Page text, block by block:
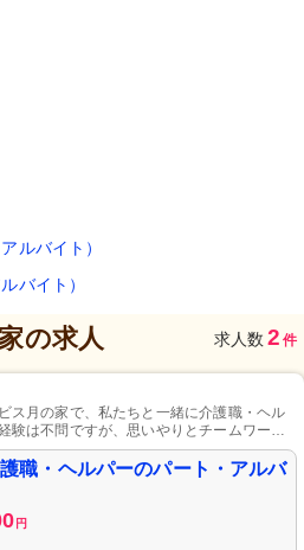
ルバイト）
バイト）
の求人 求人数 2 件
ス月の家で、私たちと一緒に介護職・ヘル
験は不問ですが、思いやりとチームワーク
す。パート・アルバイトの柔軟な働き方が
合わせた勤務ができます。家庭的な雰囲気
を提供するお手伝いをしましょう。あなた
す。
職・ヘルパーのパート・アルバ
円